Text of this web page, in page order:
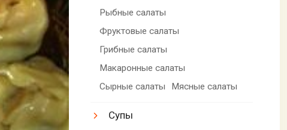
Рыбные салаты
Фруктовые салаты
Грибные салаты
Макаронные салаты
Сырные салаты
Мясные салаты
Супы